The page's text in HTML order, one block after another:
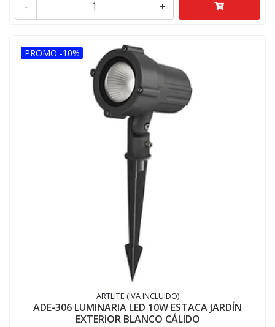
+
-
PROMO -10%
ARTLITE (IVA INCLUIDO)
ADE-306 LUMINARIA LED 10W ESTACA JARDÍN
EXTERIOR BLANCO CÁLIDO